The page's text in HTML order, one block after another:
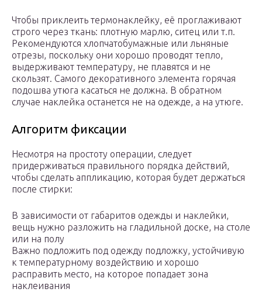
Чтобы приклеить термонаклейку, её проглаживают
строго через ткань: плотную марлю, ситец или т.п.
Рекомендуются хлопчатобумажные или льняные
отрезы, поскольку они хорошо проводят тепло,
выдерживают температуру, не плавятся и не
скользят. Самого декоративного элемента горячая
подошва утюга касаться не должна. В обратном
случае наклейка останется не на одежде, а на утюге.
Алгоритм фиксации
Несмотря на простоту операции, следует
придерживаться правильного порядка действий,
чтобы сделать аппликацию, которая будет держаться
после стирки:
В зависимости от габаритов одежды и наклейки,
вещь нужно разложить на гладильной доске, на столе
или на полу
Важно подложить под одежду подложку, устойчивую
к температурному воздействию и хорошо
расправить место, на которое попадает зона
наклеивания